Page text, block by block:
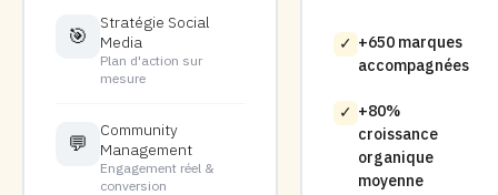
🎯
Stratégie Social
Media
Plan d'action sur
mesure
💬
Community
Management
Engagement réel &
conversion
✓ +650 marques
accompagnées
✓ +80%
croissance
organique
moyenne